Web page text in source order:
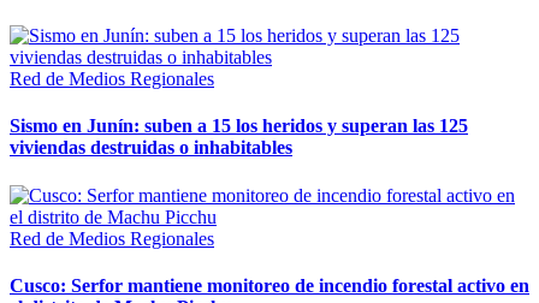
Red de Medios Regionales
Sismo en Junín: suben a 15 los heridos y superan las 125
viviendas destruidas o inhabitables
Red de Medios Regionales
Cusco: Serfor mantiene monitoreo de incendio forestal activo en